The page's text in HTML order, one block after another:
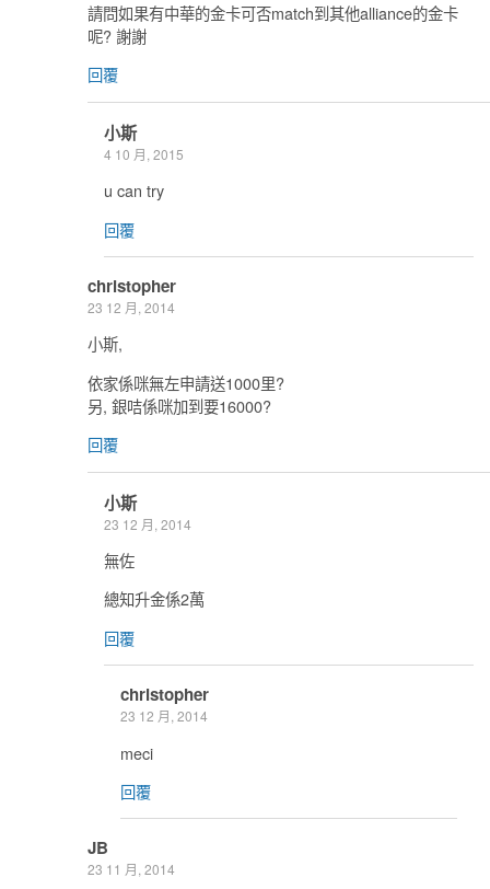
請問如果有中華的金卡可否match到其他alliance的金卡
呢? 謝謝
回覆
小斯
4 10 月, 2015
u can try
回覆
christopher
23 12 月, 2014
小斯,
依家係咪無左申請送1000里?
另, 銀咭係咪加到要16000?
回覆
小斯
23 12 月, 2014
無佐
總知升金係2萬
回覆
christopher
23 12 月, 2014
meci
回覆
JB
23 11 月, 2014